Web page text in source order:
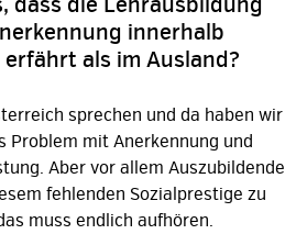
innerhalb
als im Ausland?
sprechen und da haben wir
Problem mit Anerkennung und
Aber vor allem Auszubildende
fehlenden Sozialprestige zu
muss endlich aufhören.